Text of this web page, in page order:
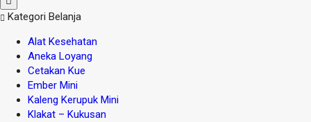
Kategori Belanja
Alat Kesehatan
Aneka Loyang
Cetakan Kue
Ember Mini
Kaleng Kerupuk Mini
Klakat – Kukusan